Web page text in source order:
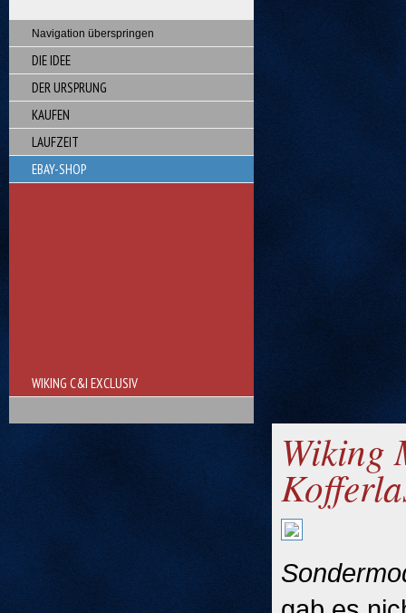
Navigation überspringen
DIE IDEE
DER URSPRUNG
KAUFEN
LAUFZEIT
EBAY-SHOP
WIKING C&I EXCLUSIV
Wiking